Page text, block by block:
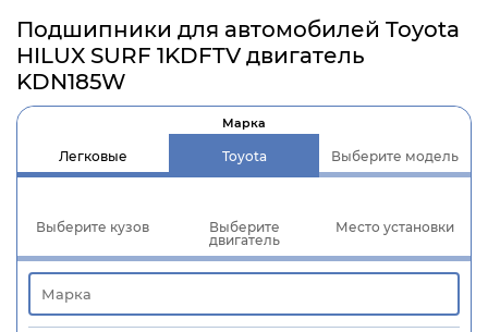
Подшипники для автомобилей Toyota
HILUX SURF 1KDFTV двигатель
KDN185W
Легковые
Марка
Toyota Выберите модель
Выберите кузов
Выберите
двигатель
Место установки